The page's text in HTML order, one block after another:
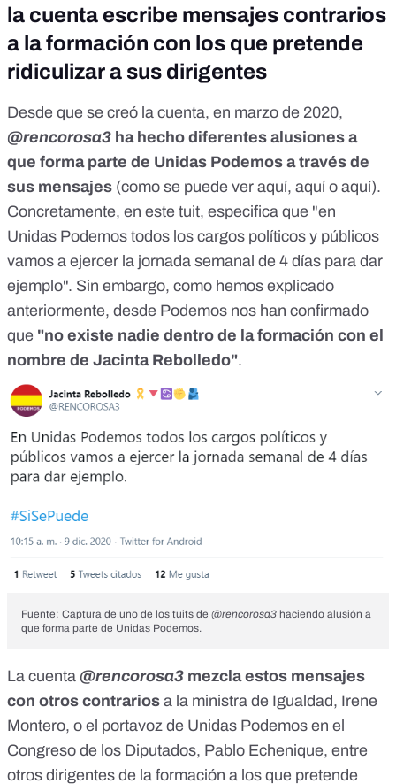
la cuenta escribe mensajes contrarios
a la formación con los que pretende
ridiculizar a sus dirigentes
Desde que se creó la cuenta, en marzo de 2020,
@rencorosa3 ha hecho diferentes alusiones a
que forma parte de Unidas Podemos a través de
sus mensajes (como se puede ver aquí, aquío aquí).
Concretamente, en este tuit, especifica que "en
Unidas Podemos todos los cargos políticos y públicos
vamos a ejercer la jornada semanal de 4 días para dar
ejemplo". Sin embargo, como hemos explicado
anteriormente, desde Podemos nos han confirmado
que "no existe nadie dentro de la formación con el
nombre de Jacinta Rebolledo".
Fuente: Captura de uno de los tuits de @rencorosa3 haciendo alusión a
que forma parte de Unidas Podemos.
La cuenta @rencorosa3 mezcla estos mensajes
con otros contrarios a la ministra de Igualdad, Irene
Montero, o el portavoz de Unidas Podemos en el
Congreso de los Diputados, Pablo Echenique, entre
otros dirigentes de la formación a los que pretende